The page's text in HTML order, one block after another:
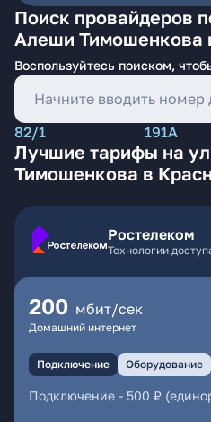
Поиск провайдеров
Алеши Тимошенкова
Воспользуйтесь поиском,
82/1 191А
Лучшие тарифы на
Тимошенкова в
Ростелеком
Технологии
200 мбит/сек
Домашний интернет
Подключение Оборудование
Подключение - 500 ₽